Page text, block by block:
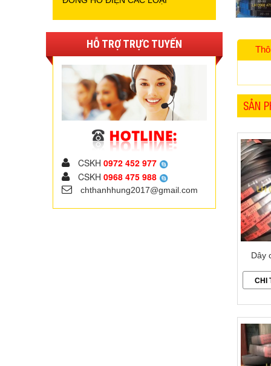
HỖ TRỢ TRỰC TUYẾN
CSKH 0972 452 977
CSKH 0968 475 988
chthanhhung2017@gmail.com
SẢN
Dây
CHI